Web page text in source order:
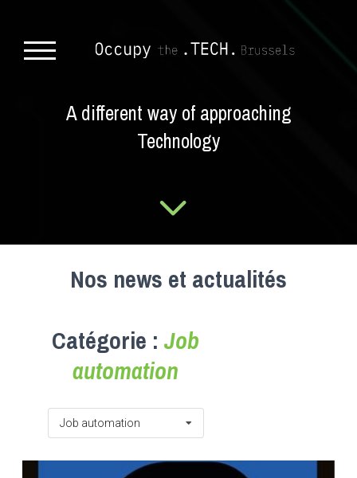
A different way of approaching
Technology
Nos news et actualités
Catégorie : Job
automation
Job automation